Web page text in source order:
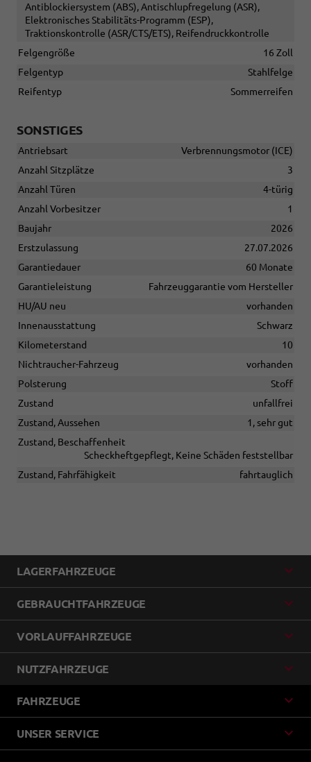
Antiblockiersystem (ABS), Antischlupfregelung (ASR),
Elektronisches Stabilitäts-Programm (ESP),
Traktionskontrolle (ASR/CTS/ETS), Reifendruckkontrolle
Felgengröße
16 Zoll
Felgentyp
Stahlfelge
Reifentyp
Sommerreifen
SONSTIGES
Antriebsart
Verbrennungsmotor (ICE)
Anzahl Sitzplätze
3
Anzahl Türen
4-türig
Anzahl Vorbesitzer
1
Baujahr
2026
Erstzulassung
27.07.2026
Garantiedauer
60 Monate
Garantieleistung
Fahrzeuggarantie vom Hersteller
HU/AU neu
vorhanden
Innenausstattung
Schwarz
Kilometerstand
10
Nichtraucher-Fahrzeug
vorhanden
Polsterung
Stoff
Zustand
unfallfrei
Zustand, Aussehen
1, sehr gut
Zustand, Beschaffenheit
Scheckheftgepflegt, Keine Schäden feststellbar
Zustand, Fahrfähigkeit
fahrtauglich
LAGERFAHRZEUGE
GEBRAUCHTFAHRZEUGE
VORLAUFFAHRZEUGE
NUTZFAHRZEUGE
FAHRZEUGE
UNSER SERVICE